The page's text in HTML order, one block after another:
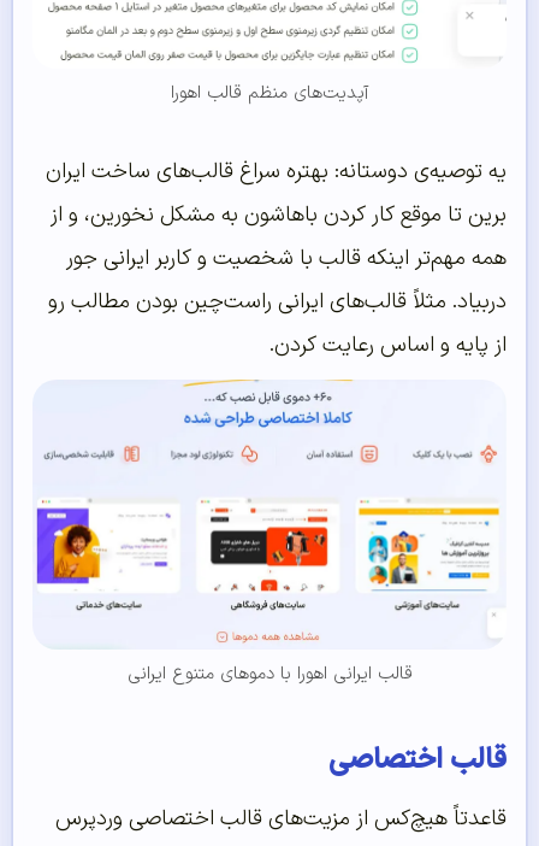
آپدیت‌های منظم قالب اهورا
یه توصیه‌ی دوستانه: بهتره سراغ قالب‌های ساخت ایران
برین تا موقع کار کردن باهاشون به مشکل نخورین، و از
همه مهم‌تر اینکه قالب با شخصیت و کاربر ایرانی جور
دربیاد. مثلاً قالب‌های ایرانی راست‌چین بودن مطالب رو
از پایه و اساس رعایت کردن.
قالب ایرانی اهورا با دموهای متنوع ایرانی
قالب اختصاصی
قاعدتاً هیچ‌کس از مزیت‌های قالب اختصاصی وردپرس